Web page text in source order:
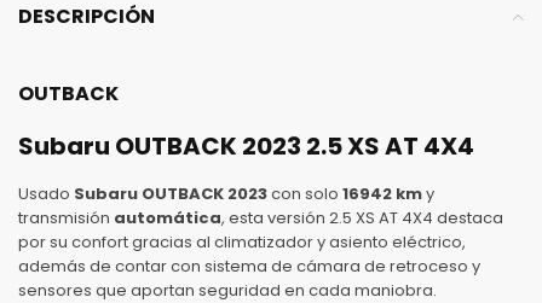
DESCRIPCIÓN
OUTBACK
Subaru OUTBACK 2023 2.5 XS AT 4X4
Usado Subaru OUTBACK 2023con solo 16942 kmy
transmisión automática, esta versión 2.5 XS AT 4X4 destaca
por su confort gracias al climatizador y asiento eléctrico,
además de contar con sistema de cámara de retroceso y
sensores que aportan seguridad en cada maniobra.